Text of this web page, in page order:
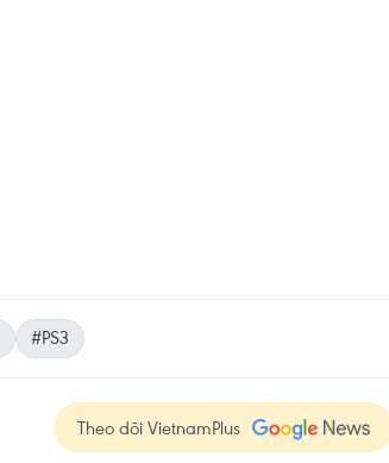
#PS3
Theo dõi VietnamPlus